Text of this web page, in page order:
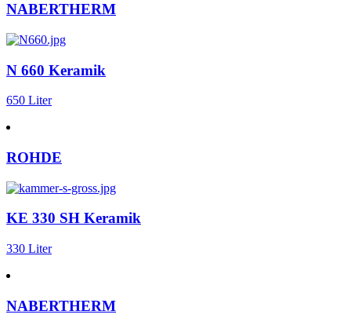
NABERTHERM
N 660 Keramik
650 Liter
ROHDE
KE 330 SH Keramik
330 Liter
NABERTHERM